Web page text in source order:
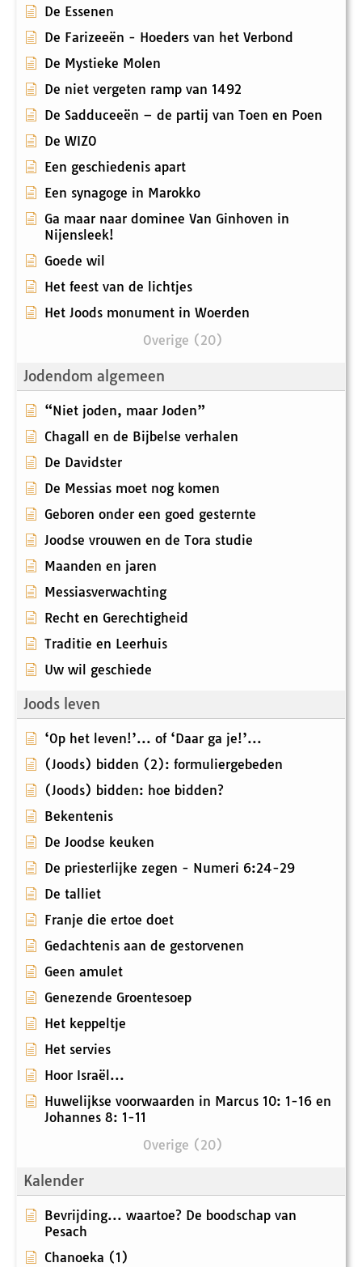
De Essenen
De Farizeeën - Hoeders van het Verbond
De Mystieke Molen
De niet vergeten ramp van 1492
De Sadduceeën – de partij van Toen en Poen
De WIZO
Een geschiedenis apart
Een synagoge in Marokko
Ga maar naar dominee Van Ginhoven in
Nijensleek!
Goede wil
Het feest van de lichtjes
Het Joods monument in Woerden
Overige (20)
Jodendom algemeen
“Niet joden, maar Joden”
Chagall en de Bijbelse verhalen
De Davidster
De Messias moet nog komen
Geboren onder een goed gesternte
Joodse vrouwen en de Tora studie
Maanden en jaren
Messiasverwachting
Recht en Gerechtigheid
Traditie en Leerhuis
Uw wil geschiede
Joods leven
‘Op het leven!’... of ‘Daar ga je!’...
(Joods) bidden (2): formuliergebeden
(Joods) bidden: hoe bidden?
Bekentenis
De Joodse keuken
De priesterlijke zegen - Numeri 6:24-29
De talliet
Franje die ertoe doet
Gedachtenis aan de gestorvenen
Geen amulet
Genezende Groentesoep
Het keppeltje
Het servies
Hoor Israël...
Huwelijkse voorwaarden in Marcus 10: 1-16 en
Johannes 8: 1-11
Overige (20)
Kalender
Bevrijding... waartoe? De boodschap van
Pesach
Chanoeka (1)